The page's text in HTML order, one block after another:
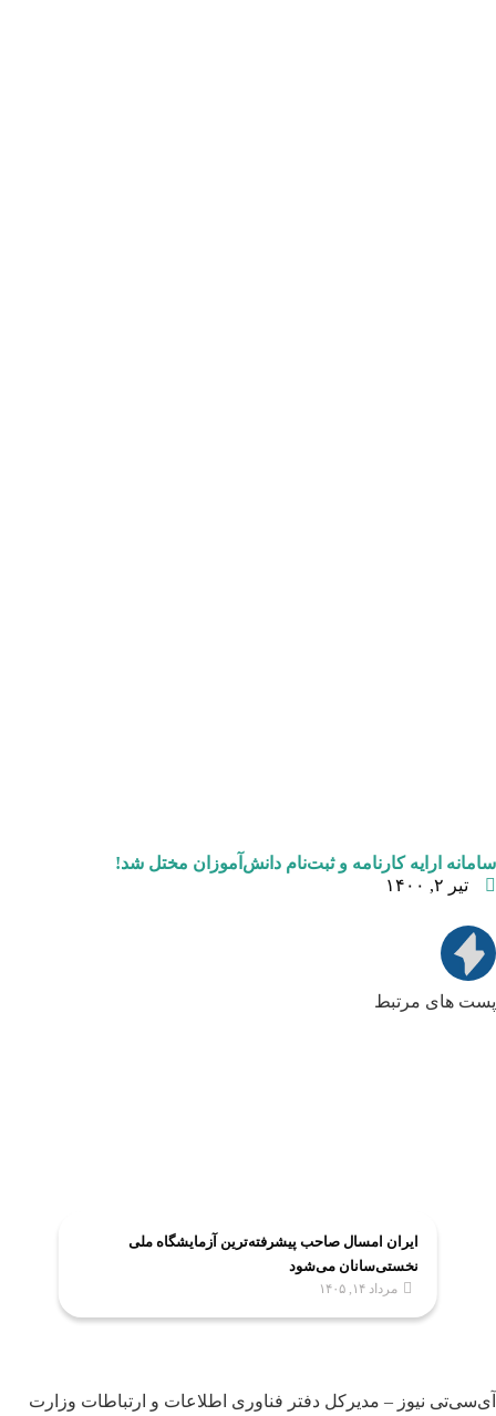
سامانه ارایه کارنامه و ثبت‌نام دانش‌آموزان مختل شد!
تیر ۲, ۱۴۰۰
پست های مرتبط
ایران امسال صاحب پیشرفته‌ترین آزمایشگاه ملی
نخستی‌سانان می‌شود
مرداد ۱۴, ۱۴۰۵
آی‌سی‌تی نیوز – مدیرکل دفتر فناوری اطلاعات و ارتباطات وزارت